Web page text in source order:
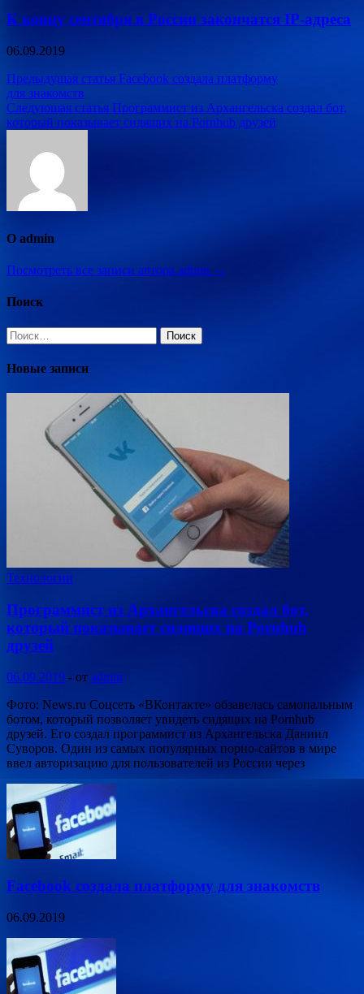
К концу сентября в России закончатся IP-адреса
06.09.2019
Навигация
по
записям
Предыдущая статья Facebook создала платформу
для знакомств
Следующая статья Программист из Архангельска создал бот,
который показывает сидящих на Pornhub друзей
О admin
Посмотреть все записи автора admin →
Поиск
Найти:
Новые записи
Технологии
Программист из Архангельска создал бот,
который показывает сидящих на Pornhub
друзей
06.09.2019 - от admin
Фото: News.ru Соцсеть «ВКонтакте» обзавелась самопальным
ботом, который позволяет увидеть сидящих на Pornhub
друзей. Его создал программист из Архангельска Даниил
Суворов. Один из самых популярных порно-сайтов в мире
ввел авторизацию для пользователей из России через
Facebook создала платформу для знакомств
06.09.2019